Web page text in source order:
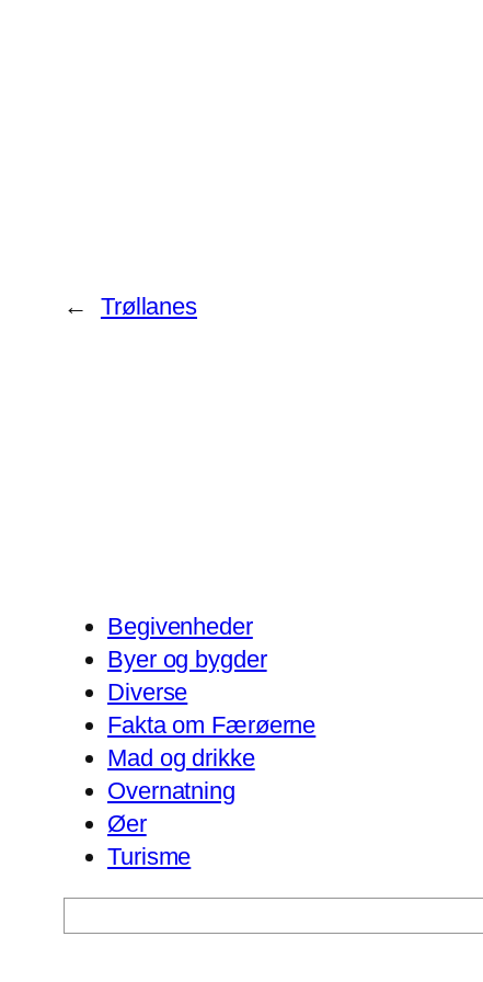
← Trøllanes
Begivenheder
Byer og bygder
Diverse
Fakta om Færøerne
Mad og drikke
Overnatning
Øer
Turisme